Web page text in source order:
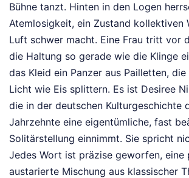
Bühne tanzt. Hinten in den Logen
Atemlosigkeit, ein Zustand kollektiven
Luft schwer macht. Eine Frau tritt vor
die Haltung so gerade wie die Klinge
das Kleid ein Panzer aus Pailletten,
Licht wie Eis splittern. Es ist Desiree
die in der deutschen Kulturgeschichte
Jahrzehnte eine eigentümliche, fast
Solitärstellung einnimmt. Sie spricht
Jedes Wort ist präzise geworfen, eine
austarierte Mischung aus klassischer